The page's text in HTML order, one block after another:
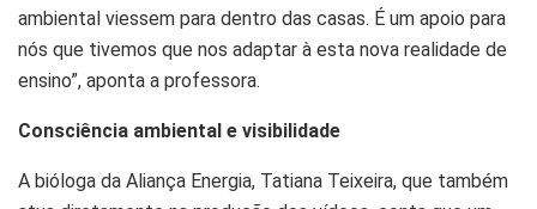
ambiental viessem para dentro das casas. É um apoio para
nós que tivemos que nos adaptar à esta nova realidade de
ensino”, aponta a professora.
Consciência ambiental e visibilidade
A bióloga da Aliança Energia, Tatiana Teixeira, que também